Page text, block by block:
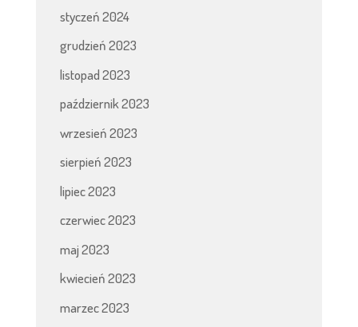
styczeń 2024
grudzień 2023
listopad 2023
październik 2023
wrzesień 2023
sierpień 2023
lipiec 2023
czerwiec 2023
maj 2023
kwiecień 2023
marzec 2023